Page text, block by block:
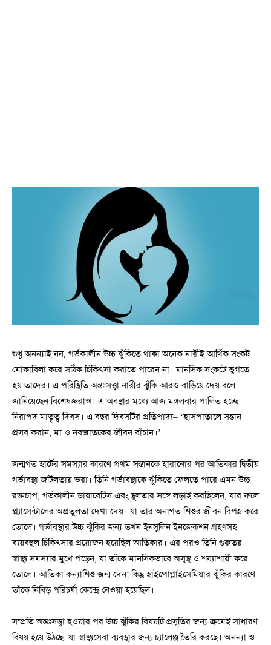
শুধু অনন্যাই নন, গর্ভকালীন উচ্চ ঝুঁকিতে থাকা অনেক নারীই আর্থিক সংকট
মোকাবিলা করে সঠিক চিকিৎসা করাতে পারেন না। মানসিক সংকটে ভুগতে
হয় তাদের। এ পরিস্থিতি অন্তঃসত্ত্বা নারীর ঝুঁকি আরও বাড়িয়ে দেয় বলে
জানিয়েছেন বিশেষজ্ঞরাও। এ অবস্থার মধ্যে আজ মঙ্গলবার পালিত হচ্ছে
নিরাপদ মাতৃত্ব দিবস। এ বছর দিবসটির প্রতিপাদ্য– ‘হাসপাতালে সন্তান
প্রসব করান, মা ও নবজাতকের জীবন বাঁচান।’
জন্মগত হার্টের সমস্যার কারণে প্রথম সন্তানকে হারানোর পর আতিকার দ্বিতীয়
গর্ভাবস্থা জটিলতায় ভরা। তিনি গর্ভাবস্থাকে ঝুঁকিতে ফেলতে পারে এমন উচ্চ
রক্তচাপ, গর্ভকালীন ডায়াবেটিস এবং স্থূলতার সঙ্গে লড়াই করছিলেন, যার ফলে
প্ল্যাসেন্টালের অপ্রতুলতা দেখা দেয়। যা তার অনাগত শিশুর জীবন বিপন্ন করে
তোলে। গর্ভাবস্থার উচ্চ ঝুঁকির জন্য তখন ইনসুলিন ইনজেকশন গ্রহণসহ
ব্যয়বহুল চিকিৎসার প্রয়োজন হয়েছিল আতিকার। এর পরও তিনি গুরুতর
স্বাস্থ্য সমস্যার মুখে পড়েন, যা তাঁকে মানসিকভাবে অসুস্থ ও শয্যাশায়ী করে
তোলে। আতিকা কন্যাশিশু জন্ম দেন; কিন্তু হাইপোগ্লাইসেমিয়ার ঝুঁকির কারণে
তাঁকে নিবিড় পরিচর্যা কেন্দ্রে নেওয়া হয়েছিল।
সম্প্রতি অন্তঃসত্ত্বা হওয়ার পর উচ্চ ঝুঁকির বিষয়টি প্রসূতির জন্য ক্রমেই সাধারণ
বিষয় হয়ে উঠছে, যা স্বাস্থ্যসেবা ব্যবস্থার জন্য চ্যালেঞ্জ তৈরি করছে। অনন্যা ও